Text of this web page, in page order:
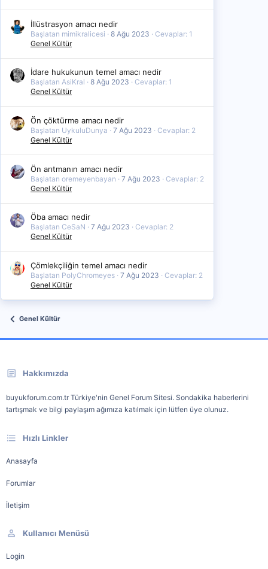
İllüstrasyon amacı nedir
Başlatan mimikralicesi 8 Ağu 2023
Cevaplar: 1
Genel Kültür
İdare hukukunun temel amacı nedir
Başlatan AsiKral 8 Ağu 2023
Cevaplar: 1
Genel Kültür
Ön çöktürme amacı nedir
Başlatan UykuluDunya 7 Ağu 2023
Cevaplar: 2
Genel Kültür
Ön arıtmanın amacı nedir
Başlatan oremeyenbayan 7 Ağu 2023
Cevaplar: 2
Genel Kültür
Öba amacı nedir
Başlatan CeSaN 7 Ağu 2023
Cevaplar: 2
Genel Kültür
Çömlekçiliğin temel amacı nedir
Başlatan PolyChromeyes 7 Ağu 2023
Cevaplar: 2
Genel Kültür
Genel Kültür
Hakkımızda
buyukforum.com.tr Türkiye'nin Genel Forum Sitesi. Sondakika haberlerini
tartışmak ve bilgi paylaşım ağımıza katılmak için lütfen üye olunuz.
Hızlı Linkler
Anasayfa
Forumlar
İletişim
Kullanıcı Menüsü
Login